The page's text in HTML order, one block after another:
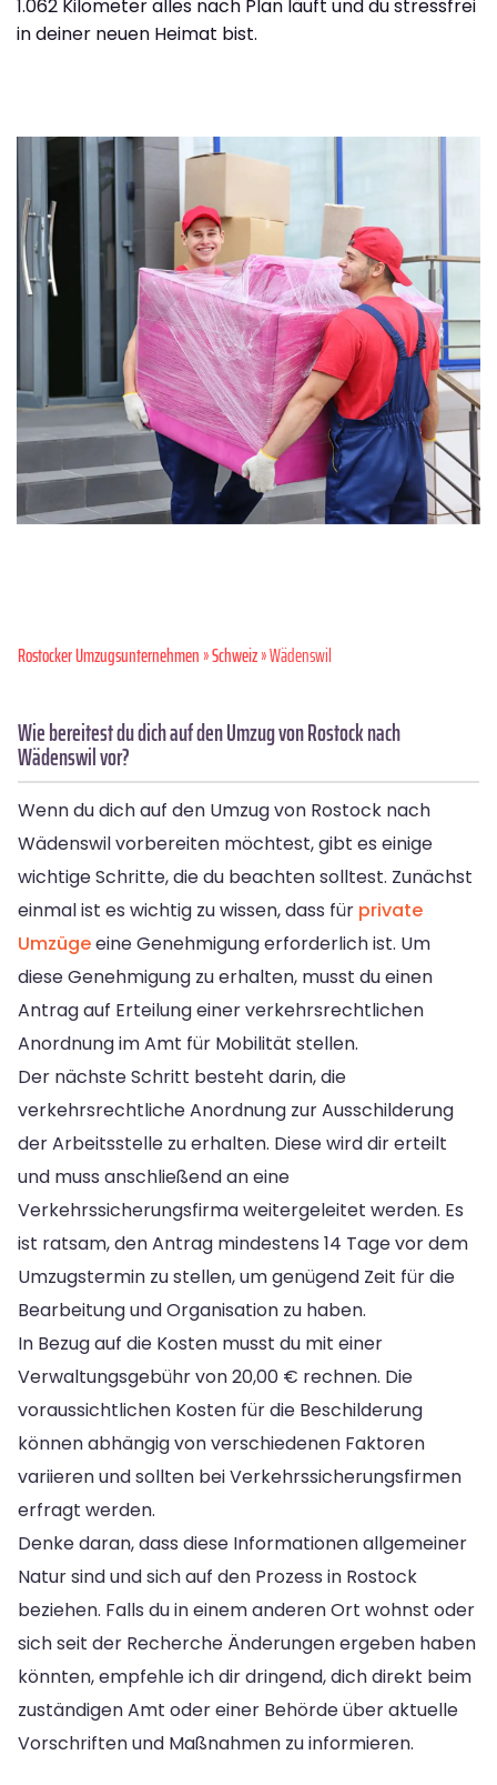
1.062 Kilometer alles nach Plan läuft und du stressfrei
in deiner neuen Heimat bist.
Rostocker Umzugsunternehmen»Schweiz» Wädenswil
Wie bereitest du dich auf den Umzug von Rostock nach
Wädenswil vor?
Wenn du dich auf den Umzug von Rostock nach
Wädenswil vorbereiten möchtest, gibt es einige
wichtige Schritte, die du beachten solltest. Zunächst
einmal ist es wichtig zu wissen, dass für private
Umzügeeine Genehmigung erforderlich ist. Um
diese Genehmigung zu erhalten, musst du einen
Antrag auf Erteilung einer verkehrsrechtlichen
Anordnung im Amt für Mobilität stellen.
Der nächste Schritt besteht darin, die
verkehrsrechtliche Anordnung zur Ausschilderung
der Arbeitsstelle zu erhalten. Diese wird dir erteilt
und muss anschließend an eine
Verkehrssicherungsfirma weitergeleitet werden. Es
ist ratsam, den Antrag mindestens 14 Tage vor dem
Umzugstermin zu stellen, um genügend Zeit für die
Bearbeitung und Organisation zu haben.
In Bezug auf die Kosten musst du mit einer
Verwaltungsgebühr von 20,00 € rechnen. Die
voraussichtlichen Kosten für die Beschilderung
können abhängig von verschiedenen Faktoren
variieren und sollten bei Verkehrssicherungsfirmen
erfragt werden.
Denke daran, dass diese Informationen allgemeiner
Natur sind und sich auf den Prozess in Rostock
beziehen. Falls du in einem anderen Ort wohnst oder
sich seit der Recherche Änderungen ergeben haben
könnten, empfehle ich dir dringend, dich direkt beim
zuständigen Amt oder einer Behörde über aktuelle
Vorschriften und Maßnahmen zu informieren.